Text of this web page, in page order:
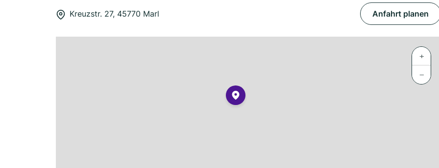
Kreuzstr. 27, 45770 Marl Anfahrt planen
+
−